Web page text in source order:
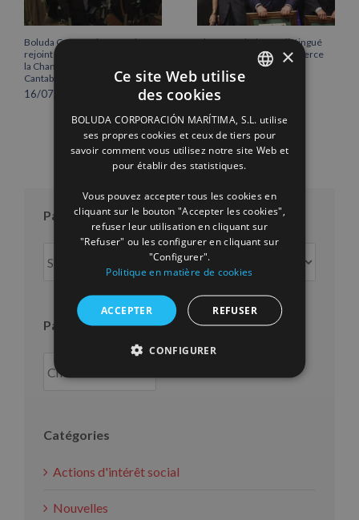
Boluda Corporación Marítima
rejoint l’Assemblée plénière de
la Chambre de commerce de
Cantabrie
16/07/2026
Vicente Boluda Fos distingué
par la Chambre de commerce
12/06/2026
Par mois
mois
Par an
Catégories
Actions d'intérêt social
Nouvelles
ENGLISH
FRENCH
×
Ce site Web utilise
des cookies
BOLUDA CORPORACIÓN MARÍTIMA, S.L. utilise
ses propres cookies et ceux de tiers pour
savoir comment vous utilisez notre site Web et
pour établir des statistiques.
Vous pouvez accepter tous les cookies en
cliquant sur le bouton "Accepter les cookies",
refuser leur utilisation en cliquant sur
"Refuser" ou les configurer en cliquant sur
"Configurer".
Politique en matière de cookies
ACCEPTER REFUSER
CONFIGURER